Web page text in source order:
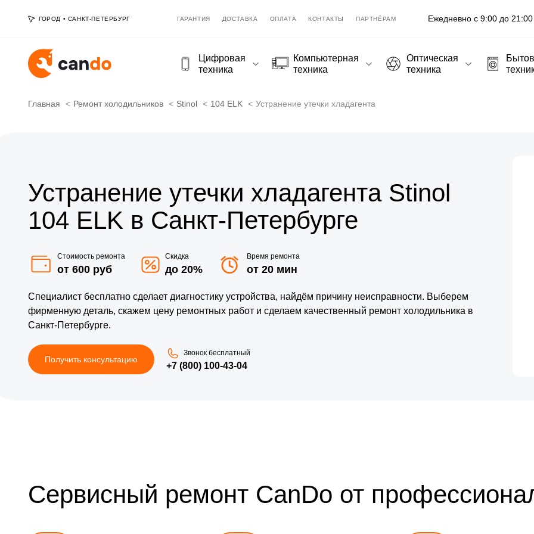
ГОРОД • САНКТ-ПЕТЕРБУРГ ГАРАНТИЯ ДОСТАВКА ОПЛАТА КОНТАКТЫ ПАРТНЁРАМ Ежедневно с 9:00 до 21:00
Цифровая
техника
Компьютерная
техника
Оптическая
техника
Главная Ремонт холодильников Stinol 104 ELK Устранение утечки хладагента
Устранение утечки хладагента Stinol
104 ELK в Санкт-Петербурге
Стоимость ремонта
от 600 руб
Скидка
до 20%
Время ремонта
от 20 мин
Специалист бесплатно сделает диагностику устройства, найдём причину неисправности. Выберем
фирменную деталь, скажем цену ремонтных работ и сделаем качественный ремонт холодильника в
Санкт-Петербурге.
Получить консультацию
Звонок бесплатный
+7 (800) 100-43-04
Сервисный ремонт CanDo от